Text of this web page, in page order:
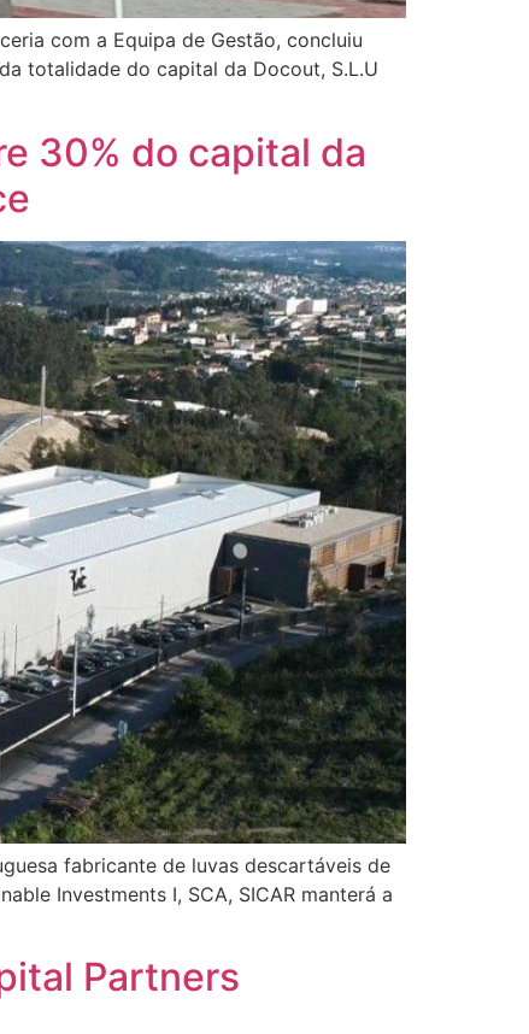
com a Equipa de Gestão, concluiu
totalidade do capital da Docout, S.L.U
30% do capital da
fabricante de luvas descartáveis de
Investments I, SCA, SICAR manterá a
Partners